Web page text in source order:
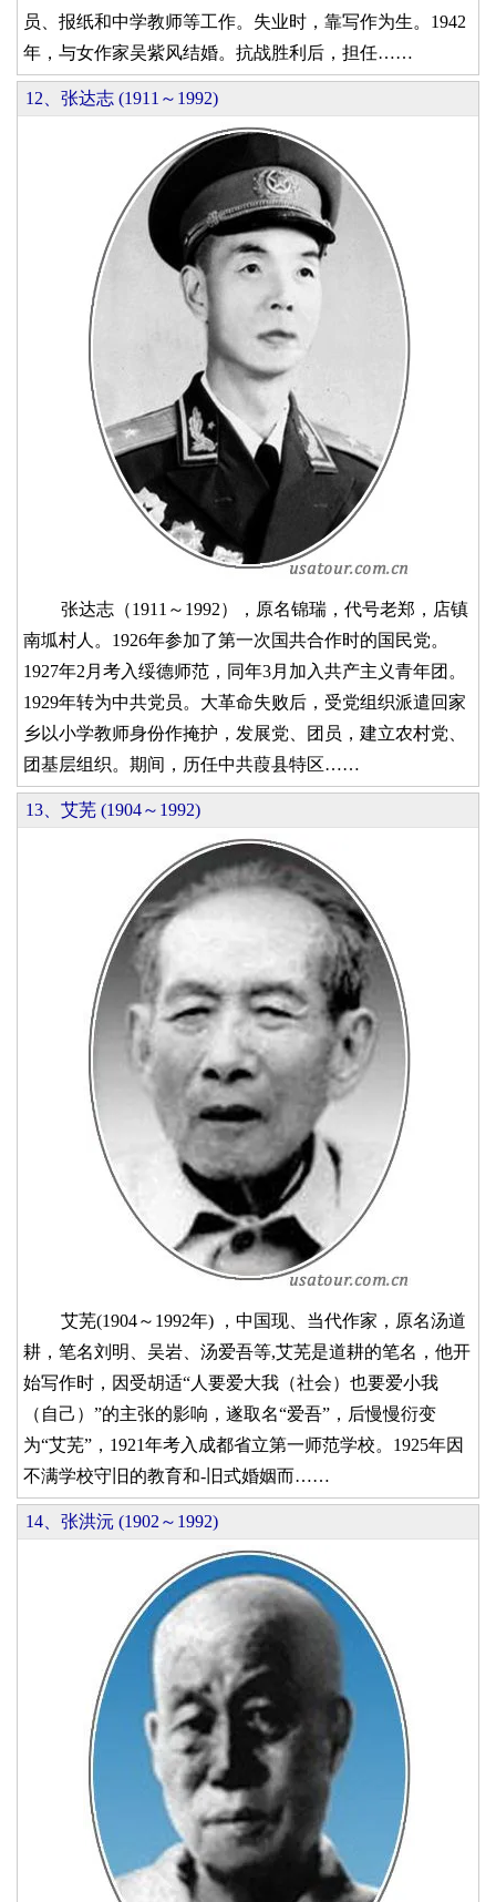
员、报纸和中学教师等工作。失业时，靠写作为生。1942
年，与女作家吴紫风结婚。抗战胜利后，担任……
12、张达志 (1911～1992)
张达志（1911～1992），原名锦瑞，代号老郑，店镇
南坬村人。1926年参加了第一次国共合作时的国民党。
1927年2月考入绥德师范，同年3月加入共产主义青年团。
1929年转为中共党员。大革命失败后，受党组织派遣回家
乡以小学教师身份作掩护，发展党、团员，建立农村党、
团基层组织。期间，历任中共葭县特区……
13、艾芜 (1904～1992)
艾芜(1904～1992年) ，中国现、当代作家，原名汤道
耕，笔名刘明、吴岩、汤爱吾等,艾芜是道耕的笔名，他开
始写作时，因受胡适“人要爱大我（社会）也要爱小我
（自己）”的主张的影响，遂取名“爱吾”，后慢慢衍变
为“艾芜”，1921年考入成都省立第一师范学校。1925年因
不满学校守旧的教育和-旧式婚姻而……
14、张洪沅 (1902～1992)